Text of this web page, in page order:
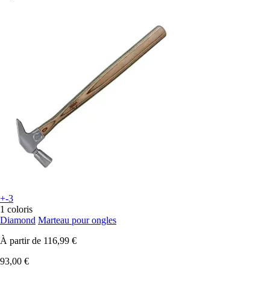
+-3
1 coloris
Diamond Marteau pour ongles
À partir de 116,99 €
93,00 €